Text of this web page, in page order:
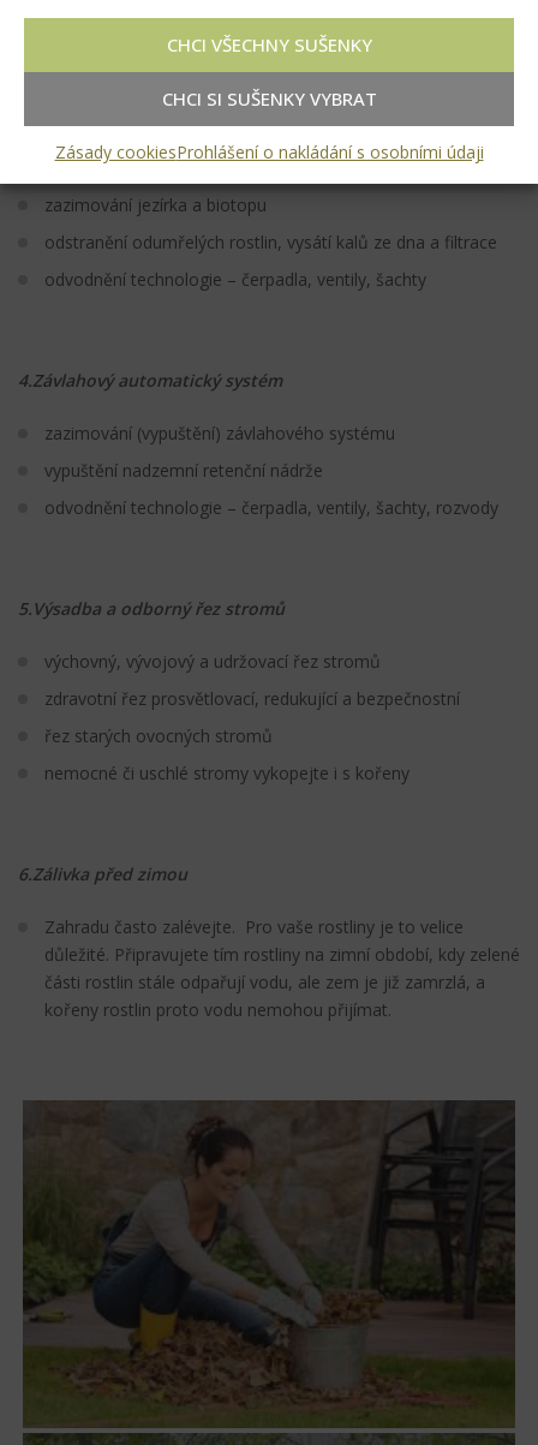
CHCI VŠECHNY SUŠENKY
CHCI SI SUŠENKY VYBRAT
Zásady cookiesProhlášení o nakládání s osobními údaji
zazimování bazénu odpuštěním
odvodnění technologie a filtrace
nastavení zimního režimu vody, kontrola PH
tlakové mytí zastřešení a zpevněných ploch
zazimování jezírka a biotopu
odstranění odumřelých rostlin, vysátí kalů ze dna a filtrace
odvodnění technologie – čerpadla, ventily, šachty
4.Závlahový automatický systém
zazimování (vypuštění) závlahového systému
vypuštění nadzemní retenční nádrže
odvodnění technologie – čerpadla, ventily, šachty, rozvody
5.Výsadba a odborný řez stromů
výchovný, vývojový a udržovací řez stromů
zdravotní řez prosvětlovací, redukující a bezpečnostní
řez starých ovocných stromů
nemocné či uschlé stromy vykopejte i s kořeny
6.Zálivka před zimou
Zahradu často zalévejte. Pro vaše rostliny je to velice
důležité. Připravujete tím rostliny na zimní období, kdy zelené
části rostlin stále odpařují vodu, ale zem je již zamrzlá, a
kořeny rostlin proto vodu nemohou přijímat.